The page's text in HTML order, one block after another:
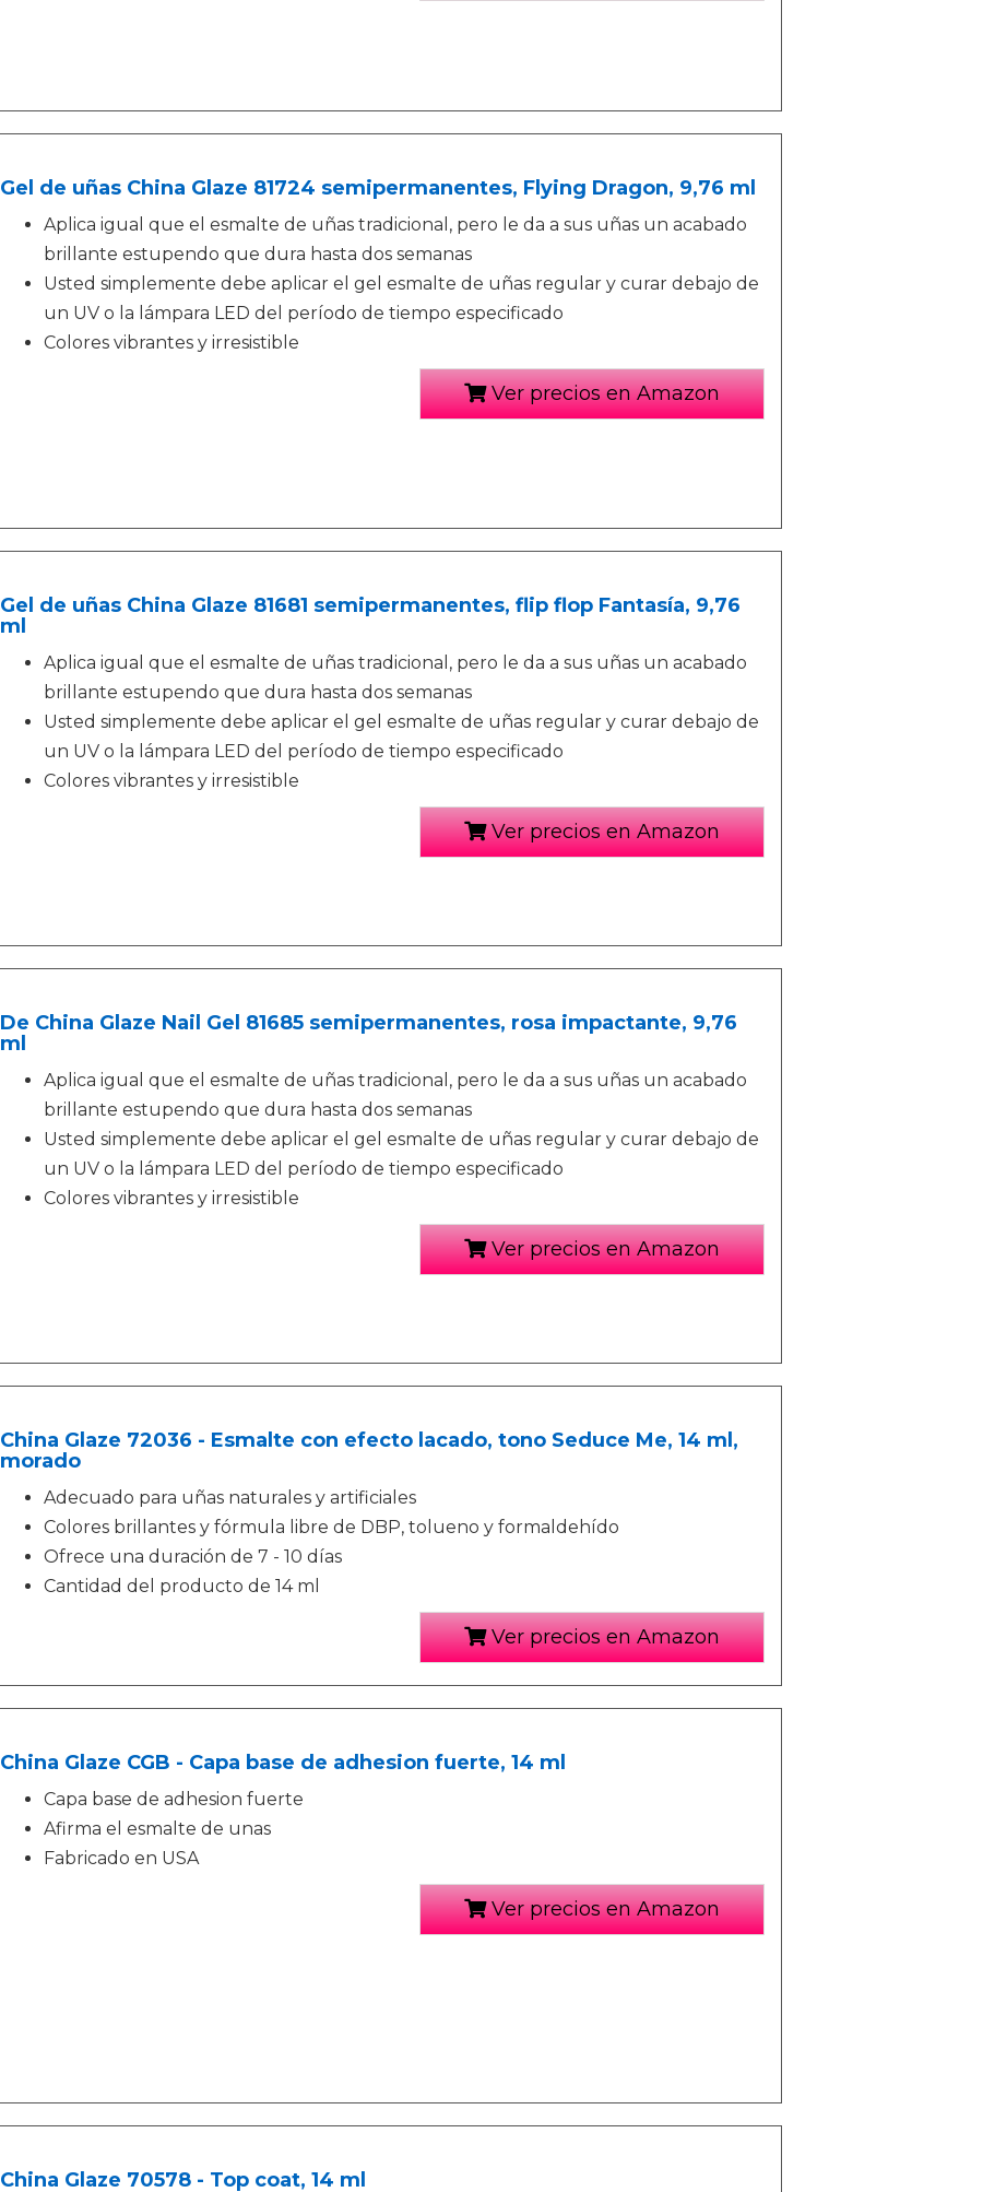
Gel de uñas China Glaze 81724 semipermanentes, Flying Dragon, 9,76 ml
Aplica igual que el esmalte de uñas tradicional, pero le da a sus uñas un acabado
brillante estupendo que dura hasta dos semanas
Usted simplemente debe aplicar el gel esmalte de uñas regular y curar debajo de
un UV o la lámpara LED del período de tiempo especificado
Colores vibrantes y irresistible
Ver precios en Amazon
Gel de uñas China Glaze 81681 semipermanentes, flip flop Fantasía, 9,76
ml
Aplica igual que el esmalte de uñas tradicional, pero le da a sus uñas un acabado
brillante estupendo que dura hasta dos semanas
Usted simplemente debe aplicar el gel esmalte de uñas regular y curar debajo de
un UV o la lámpara LED del período de tiempo especificado
Colores vibrantes y irresistible
Ver precios en Amazon
De China Glaze Nail Gel 81685 semipermanentes, rosa impactante, 9,76
ml
Aplica igual que el esmalte de uñas tradicional, pero le da a sus uñas un acabado
brillante estupendo que dura hasta dos semanas
Usted simplemente debe aplicar el gel esmalte de uñas regular y curar debajo de
un UV o la lámpara LED del período de tiempo especificado
Colores vibrantes y irresistible
Ver precios en Amazon
China Glaze 72036 - Esmalte con efecto lacado, tono Seduce Me, 14 ml,
morado
Adecuado para uñas naturales y artificiales
Colores brillantes y fórmula libre de DBP, tolueno y formaldehído
Ofrece una duración de 7 - 10 días
Cantidad del producto de 14 ml
Ver precios en Amazon
China Glaze CGB - Capa base de adhesion fuerte, 14 ml
Capa base de adhesion fuerte
Afirma el esmalte de unas
Fabricado en USA
Ver precios en Amazon
China Glaze 70578 - Top coat, 14 ml